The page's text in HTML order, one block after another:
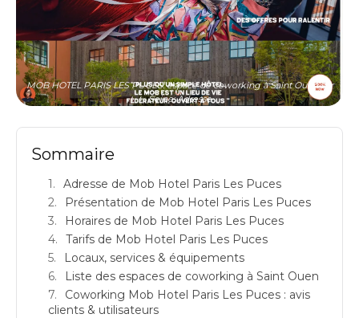
MOB HOTEL PARIS LES PUCES: espace de coworking à Saint Ouen sur
Seine: Adresse
Sommaire
Adresse de Mob Hotel Paris Les Puces
Présentation de Mob Hotel Paris Les Puces
Horaires de Mob Hotel Paris Les Puces
Tarifs de Mob Hotel Paris Les Puces
Locaux, services & équipements
Liste des espaces de coworking à Saint Ouen
Coworking Mob Hotel Paris Les Puces : avis
clients & utilisateurs